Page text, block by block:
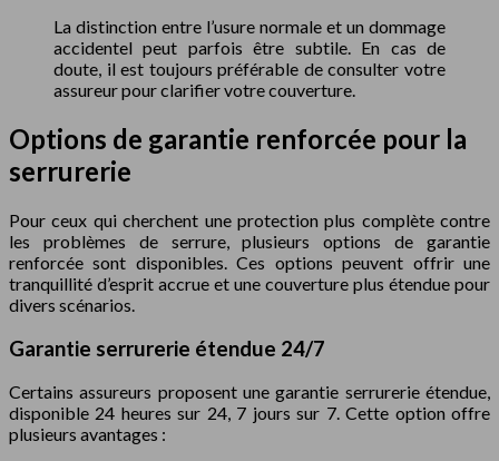
La distinction entre l’usure normale et un dommage
accidentel peut parfois être subtile. En cas de
doute, il est toujours préférable de consulter votre
assureur pour clarifier votre couverture.
Options de garantie renforcée pour la
serrurerie
Pour ceux qui cherchent une protection plus complète contre
les problèmes de serrure, plusieurs options de garantie
renforcée sont disponibles. Ces options peuvent offrir une
tranquillité d’esprit accrue et une couverture plus étendue pour
divers scénarios.
Garantie serrurerie étendue 24/7
Certains assureurs proposent une garantie serrurerie étendue,
disponible 24 heures sur 24, 7 jours sur 7. Cette option offre
plusieurs avantages :